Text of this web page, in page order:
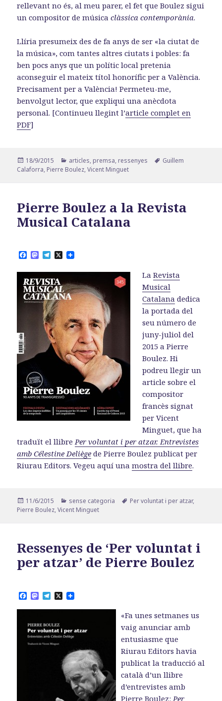
rellevant no és, al meu parer, el fet que Boulez sigui
un compositor de músicaclàssica contemporània.
Llíria presumeix des de fa anys de ser «la ciutat de
la música», com tantes altres ciutats i pobles: fa
ben pocs anys que un polític local pretenia
aconseguir el mateix títol honorífic per a València.
Precisament per a València! Permeteu-me,
benvolgut lector, que expliqui una anècdota
personal. [Continueu llegint l’article complet en
PDF]
Publicat
el
18/9/2015 Categories
articles, premsa, ressenyes Etiquetes
Guillem
Calaforra, Pierre Boulez,Vicent Minguet
Pierre Boulez a la Revista
Musical Catalana
F
c
e
b
o
o
M
s
t
o
d
o
n
T
l
e
g
r
a
m
X
LaRevista
Musical
Catalana dedica
la portada del
seu número de
juny-juliol del
2015 a Pierre
Boulez. Hi
podreu llegir un
article sobre el
compositor
francès signat
per Vicent
Minguet, que ha
traduït el llibre Per voluntat i per atzar. Entrevistes
amb Célestine Deliège de Pierre Boulez publicat per
Riurau Editors. Vegeu aquí unamostra del llibre.
Publicat
el
11/6/2015 Categories
sense categoria Etiquetes
Per voluntat i per atzar,
Pierre Boulez,Vicent Minguet
Ressenyes de ‘Per voluntat i
per atzar’ de Pierre Boulez
F
c
b
o
o
M
s
o
d
o
T
l
g
r
a
X
«Fa unes setmanes us
vaig anunciar amb
entusiasme que
Riurau Editors havia
publicat la traducció al
català d’un llibre
d’entrevistes amb
Pierre Boulez: Per